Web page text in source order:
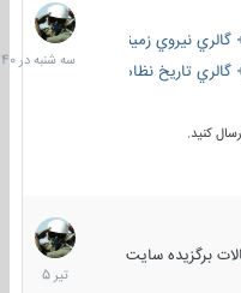
نيروي زميني
تاریخ نظامی
کنید.
سه
شنبه
در
برگزیده سایت
16
تیر
1405